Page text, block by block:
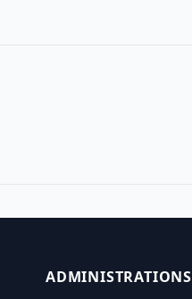
ADMINISTRATIONS